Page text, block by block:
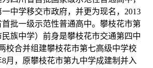
一中学移交市政府，并更为现名，2013
批一级示范性普通高中。攀枝花市第
族中学）前身是攀枝花市交通第四中
校合并组建攀枝花市第七高级中学校
月，原攀枝花市第九中学成建制并入